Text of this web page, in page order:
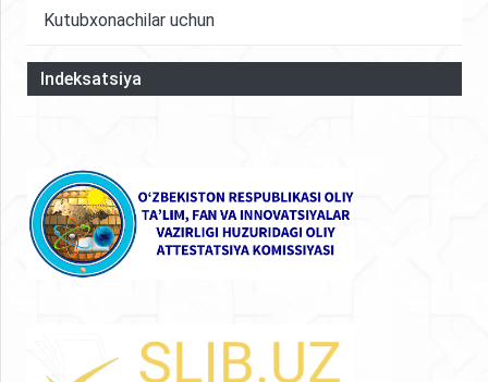
Kutubxonachilar uchun
Indeksatsiya